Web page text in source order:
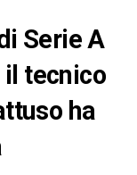
Serie A
tecnico
ha